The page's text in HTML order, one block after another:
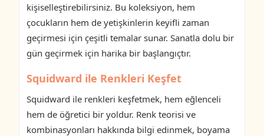
kişiselleştirebilirsiniz. Bu koleksiyon, hem
çocukların hem de yetişkinlerin keyifli zaman
geçirmesi için çeşitli temalar sunar. Sanatla dolu bir
gün geçirmek için harika bir başlangıçtır.
Squidward ile Renkleri Keşfet
Squidward ile renkleri keşfetmek, hem eğlenceli
hem de öğretici bir yoldur. Renk teorisi ve
kombinasyonları hakkında bilgi edinmek, boyama